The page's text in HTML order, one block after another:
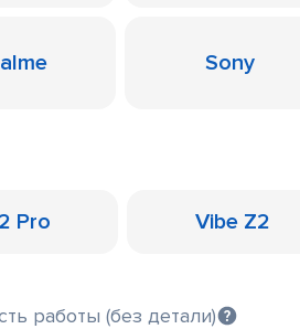
Sony
Pro Vibe Z2
работы (без детали)